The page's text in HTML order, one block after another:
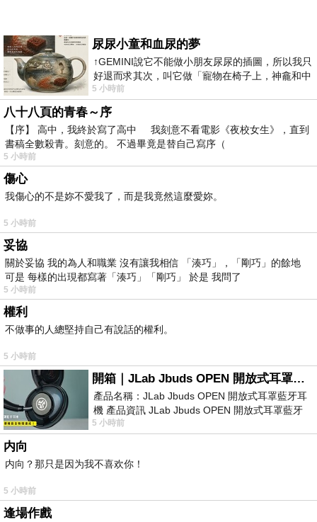
尿尿小童和血尿的夢
↑GEMINI說它不能做小朋友尿尿的插圖，所以我只
好退而求其次，叫它做「寵物在椅子上，神龕和中
年人臉孔」的畫了。 六月底
5 小時前
八十八頁的青春～序
【序】 高中，我終於寫了高中 我刻意不看電影《夜校女生》，直到
書稿全數殺青。刻意的。 不過畢竟是替自己寫序（
5 小時前
傷心
我傷心的不是妳不愛我了，而是我竟然這麼愛妳。
5 小時前
妥協
關於妥協 我的為人和職業 沒有讓我相信 「湊巧」，「剛巧」的餘地
可是 每樣的出現都寫著「湊巧」「剛巧」 於是 我問了
5 小時前
權利
不做事的人總堅持自己有說話的權利。
5 小時前
開箱｜JLab Jbuds OPEN 開放式耳罩藍牙耳機 - 設計美學，輕巧、透氣、環境音全物理達成！
產品名稱：JLab Jbuds OPEN 開放式耳罩藍牙耳
機 產品資訊 JLab Jbuds OPEN 開放式耳罩藍牙
耳機評語：非常有特色，值得喜愛美型工
5 小時前
内向
内向？那只是因为我不喜欢你！
5 小時前
逢場作戲